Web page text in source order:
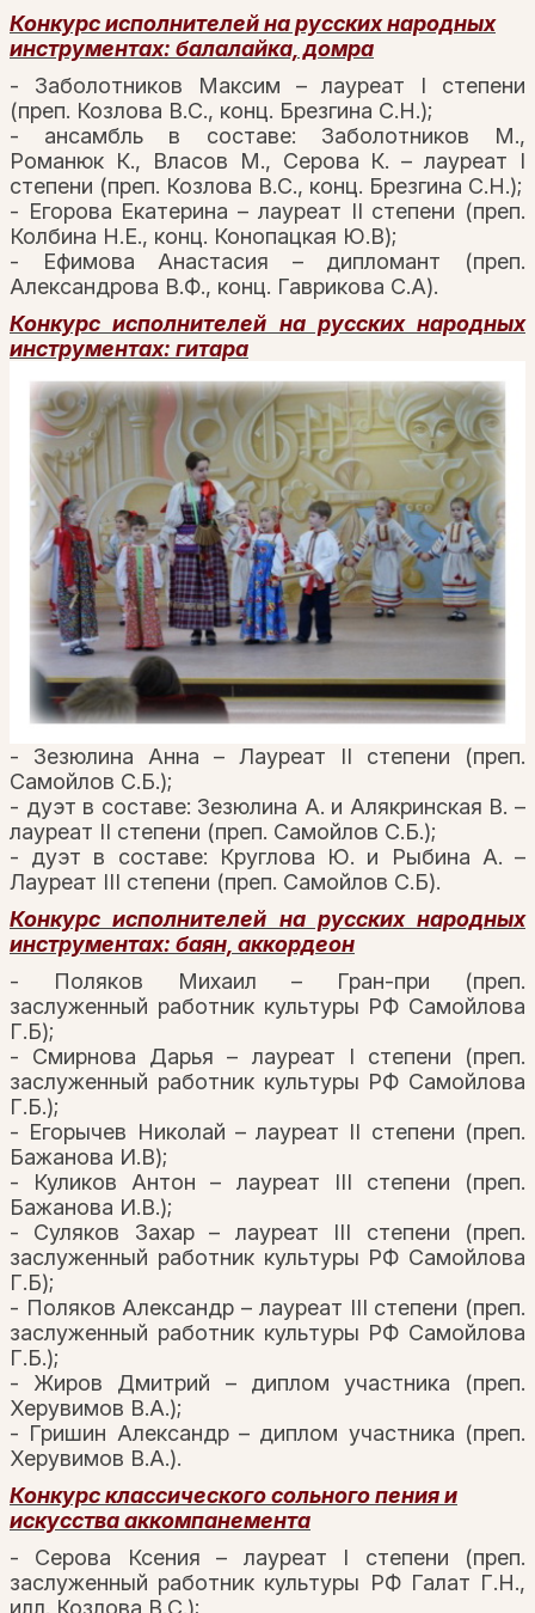
Конкурс исполнителей на русских народных
инструментах: балалайка, домра
- Заболотников Максим – лауреат I степени
(преп. Козлова В.С., конц. Брезгина С.Н.);
- ансамбль в составе: Заболотников М.,
Романюк К., Власов М., Серова К. – лауреат I
степени (преп. Козлова В.С., конц. Брезгина С.Н.);
- Егорова Екатерина – лауреат II степени (преп.
Колбина Н.Е., конц. Конопацкая Ю.В);
- Ефимова Анастасия – дипломант (преп.
Александрова В.Ф., конц. Гаврикова С.А).
Конкурс исполнителей на русских народных
инструментах: гитара
- Зезюлина Анна – Лауреат II степени (преп.
Самойлов С.Б.);
- дуэт в составе: Зезюлина А. и Алякринская В. –
лауреат II степени (преп. Самойлов С.Б.);
- дуэт в составе: Круглова Ю. и Рыбина А. –
Лауреат III степени (преп. Самойлов С.Б).
Конкурс исполнителей на русских народных
инструментах: баян, аккордеон
- Поляков Михаил – Гран-при (преп.
заслуженный работник культуры РФ Самойлова
Г.Б);
- Смирнова Дарья – лауреат I степени (преп.
заслуженный работник культуры РФ Самойлова
Г.Б.);
- Егорычев Николай – лауреат II степени (преп.
Бажанова И.В);
- Куликов Антон – лауреат III степени (преп.
Бажанова И.В.);
- Суляков Захар – лауреат III степени (преп.
заслуженный работник культуры РФ Самойлова
Г.Б);
- Поляков Александр – лауреат III степени (преп.
заслуженный работник культуры РФ Самойлова
Г.Б.);
- Жиров Дмитрий – диплом участника (преп.
Херувимов В.А.);
- Гришин Александр – диплом участника (преп.
Херувимов В.А.).
Конкурс классического сольного пения и
искусства аккомпанемента
- Серова Ксения – лауреат I степени (преп.
заслуженный работник культуры РФ Галат Г.Н.,